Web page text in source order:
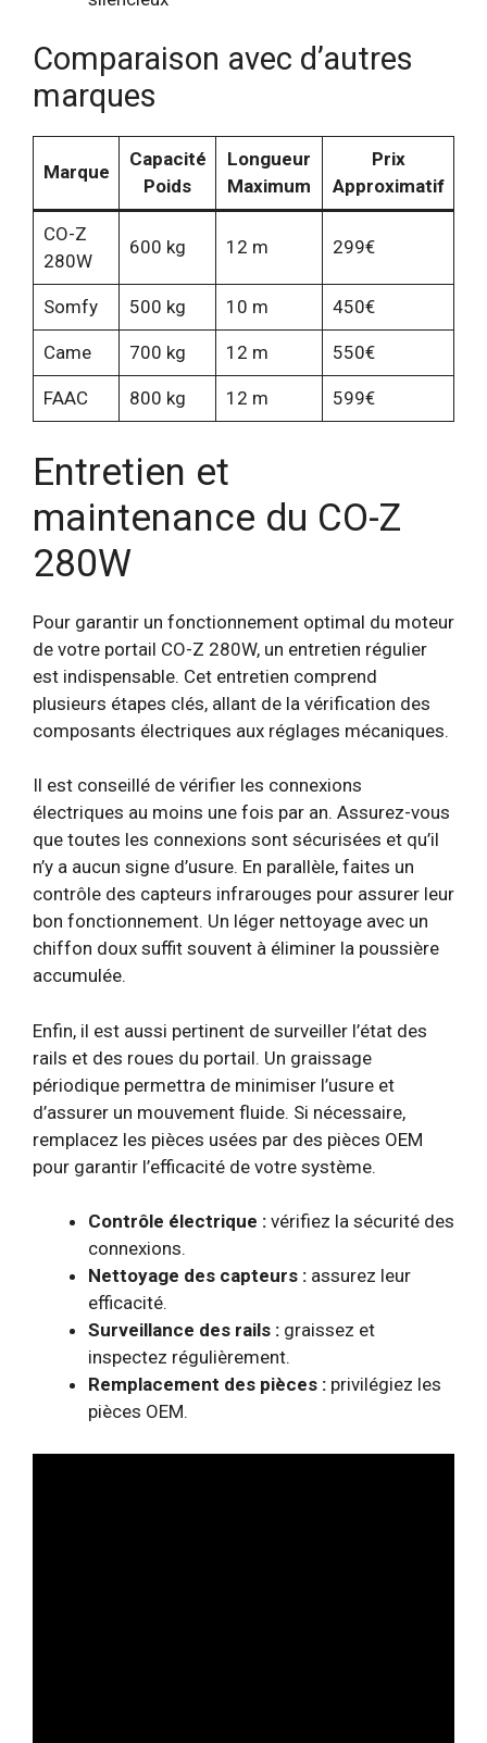
Comparaison avec d’autres
marques
Marque
Capacité
Poids
Longueur
Maximum
Prix
Approximatif
CO-Z
280W
600 kg 12 m 299€
Somfy 500 kg 10 m 450€
Came 700 kg 12 m 550€
FAAC 800 kg 12 m 599€
Entretien et
maintenance du CO-Z
280W
Pour garantir un fonctionnement optimal du moteur
de votre portail CO-Z 280W, un entretien régulier
est indispensable. Cet entretien comprend
plusieurs étapes clés, allant de la vérification des
composants électriques aux réglages mécaniques.
Il est conseillé de vérifier les connexions
électriques au moins une fois par an. Assurez-vous
que toutes les connexions sont sécurisées et qu’il
n’y a aucun signe d’usure. En parallèle, faites un
contrôle des capteurs infrarouges pour assurer leur
bon fonctionnement. Un léger nettoyage avec un
chiffon doux suffit souvent à éliminer la poussière
accumulée.
Enfin, il est aussi pertinent de surveiller l’état des
rails et des roues du portail. Un graissage
périodique permettra de minimiser l’usure et
d’assurer un mouvement fluide. Si nécessaire,
remplacez les pièces usées par des pièces OEM
pour garantir l’efficacité de votre système.
Contrôle électrique : vérifiez la sécurité des
connexions.
Nettoyage des capteurs : assurez leur
efficacité.
Surveillance des rails : graissez et
inspectez régulièrement.
Remplacement des pièces : privilégiez les
pièces OEM.